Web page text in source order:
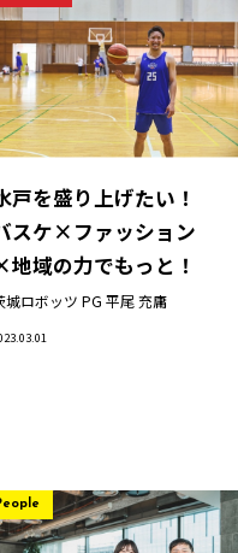
戸を盛り上げたい！
スケ×ファッション
地域の力でもっと！
城ロボッツ PG 平尾 充庸